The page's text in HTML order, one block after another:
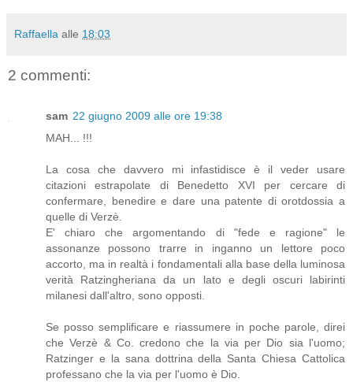
Raffaella alle 18:03
2 commenti:
sam 22 giugno 2009 alle ore 19:38
MAH... !!!
La cosa che davvero mi infastidisce è il veder usare
citazioni estrapolate di Benedetto XVI per cercare di
confermare, benedire e dare una patente di orotdossia a
quelle di Verzè.
E' chiaro che argomentando di "fede e ragione" le
assonanze possono trarre in inganno un lettore poco
accorto, ma in realtà i fondamentali alla base della luminosa
verità Ratzingheriana da un lato e degli oscuri labirinti
milanesi dall'altro, sono opposti.
Se posso semplificare e riassumere in poche parole, direi
che Verzè & Co. credono che la via per Dio sia l'uomo;
Ratzinger e la sana dottrina della Santa Chiesa Cattolica
professano che la via per l'uomo è Dio.